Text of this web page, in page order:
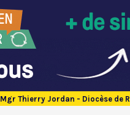
Mgr Thierry Jordan - Diocèse de